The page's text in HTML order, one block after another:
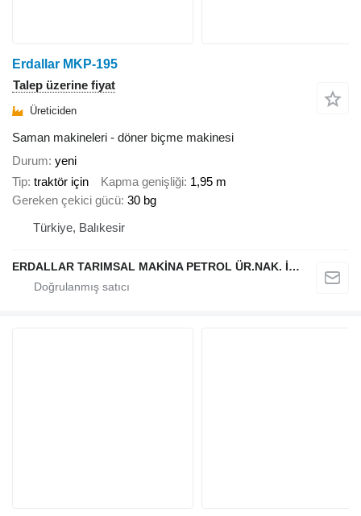
Erdallar MKP-195
Talep üzerine fiyat
Üreticiden
Saman makineleri - döner biçme makinesi
Durum yeni
Tip traktör için Kapma genişliği 1,95 m
Gereken çekici gücü 30 bg
Türkiye, Balıkesir
ERDALLAR TARIMSAL MAKİNA PETROL ÜR.NAK. İNŞ. HAYV. SAN. VE TİC. LTD ŞTİ